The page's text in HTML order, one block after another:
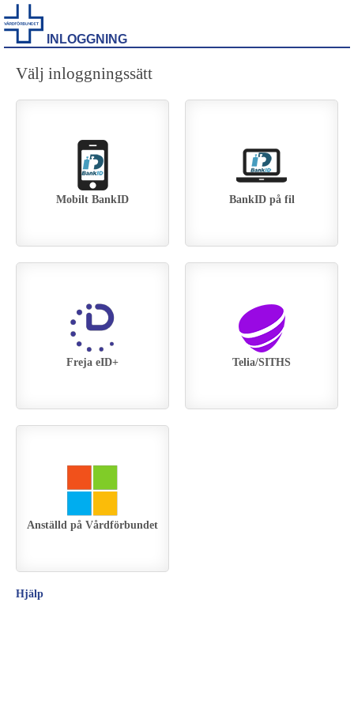
INLOGGNING
Välj inloggningssätt
Mobilt BankID BankID på fil
Telia/SITHS
Anställd på Vårdförbundet
Freja eID+
Hjälp